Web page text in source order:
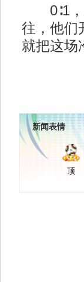
0∶1，
往，他们
就把这场
新闻表情
顶